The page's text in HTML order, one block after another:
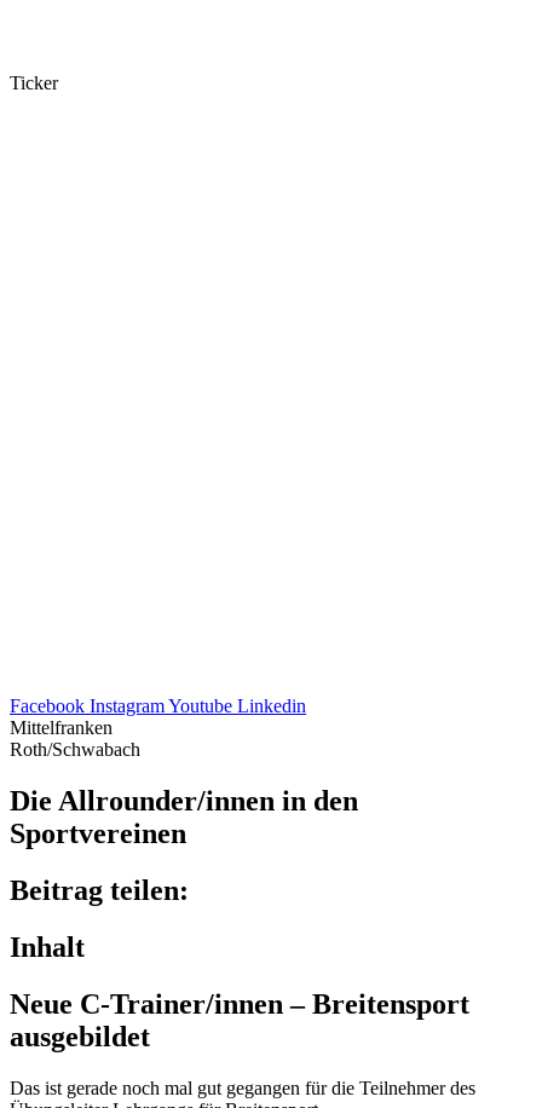
Ticker
Facebook InstagramYoutube Linkedin
Mittelfranken
Roth/Schwabach
Die Allrounder/​innen in den
Sportvereinen
Beitrag teilen:
Inhalt
Neue C‑Trainer/​innen – Brei­ten­sport
ausgebildet
Das ist gerade noch mal gut gegan­gen für die Teil­neh­mer des